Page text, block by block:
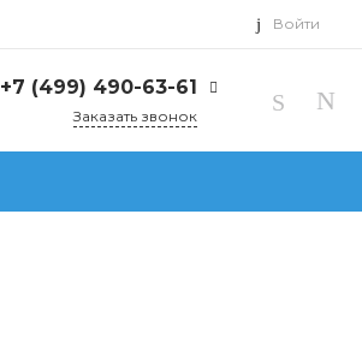
Войти
+7 (499) 490-63-61
Заказать звонок